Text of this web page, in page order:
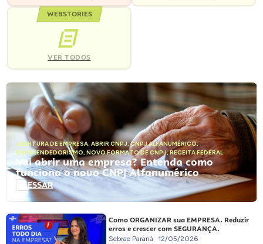
WEBSTORIES
VER TODOS
ABERTURA DE EMPRESA, ABRIR CNPJ,CNPJ ALFANUMÉRICO,
EMPREENDEDORISMO, NOVO FORMATO DE CNPJ,RECEITA FEDERAL
Vai abrir uma empresa? Entenda como
funciona o novo CNPJ Alfanumérico
ACESSAR
Como ORGANIZAR sua EMPRESA. Reduzir
erros e crescer com SEGURANÇA.
Sebrae Paraná 12/05/2026